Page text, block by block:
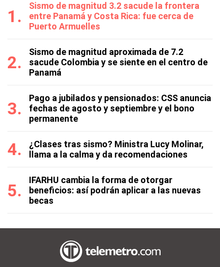
Sismo de magnitud 3.2 sacude la frontera
entre Panamá y Costa Rica: fue cerca de
Puerto Armuelles
Sismo de magnitud aproximada de 7.2
sacude Colombia y se siente en el centro de
Panamá
Pago a jubilados y pensionados: CSS anuncia
fechas de agosto y septiembre y el bono
permanente
¿Clases tras sismo? Ministra Lucy Molinar,
llama a la calma y da recomendaciones
IFARHU cambia la forma de otorgar
beneficios: así podrán aplicar a las nuevas
becas